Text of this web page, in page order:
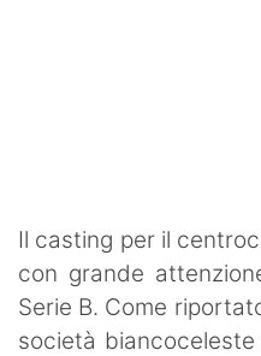
Il casting per il
con grande
Serie B. Come
società